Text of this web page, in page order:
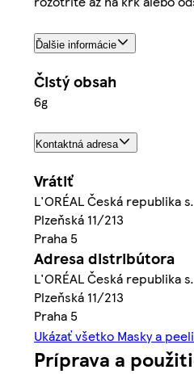
Ďalšie informácie
Čistý obsah
6g
Kontaktná adresa
Vrátiť
L'ORÉAL Česká republika
Plzeňská 11/213
Praha 5
Adresa distribútora
L'ORÉAL Česká republika
Plzeňská 11/213
Praha 5
Ukázať všetko Masky a
Príprava a